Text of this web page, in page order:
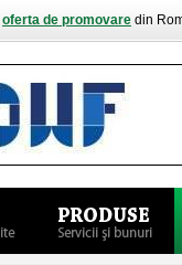
oferta de promovare din